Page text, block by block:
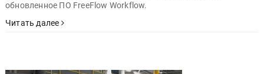
обновленное ПО FreeFlow Workflow.
Читать далее